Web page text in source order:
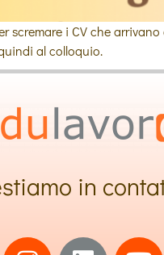
scremare i CV che
al colloquio.
in